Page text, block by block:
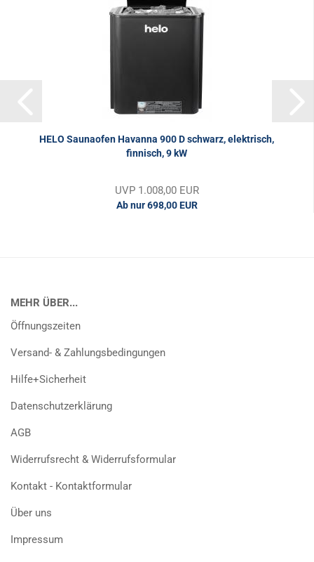
HELO Saunaofen Havanna 900 D schwarz, elektrisch,
finnisch, 9 kW
UVP 1.008,00 EUR
Ab nur 698,00 EUR
MEHR ÜBER...
Öffnungszeiten
Versand- & Zahlungsbedingungen
Hilfe+Sicherheit
Datenschutzerklärung
AGB
Widerrufsrecht & Widerrufsformular
Kontakt - Kontaktformular
Über uns
Impressum